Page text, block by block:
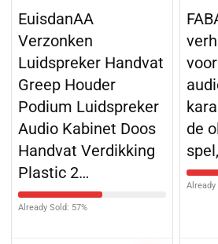
EuisdanAA
Verzonken
Luidspreker Handvat
Greep Houder
Podium Luidspreker
Audio Kabinet Doos
Handvat Verdikking
Plastic 2…
Already Sold: 57%
de
Already